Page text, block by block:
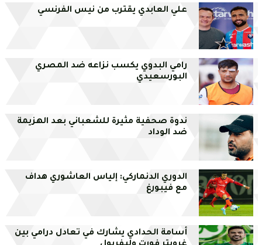
علي العابدي يقترب من نيس الفرنسي
رامي البدوي يكسب نزاعه ضد المصري
البورسعيدي
ندوة صحفية مثيرة للشعباني بعد الهزيمة
ضد الوداد
الدوري الدنماركي: إلياس العاشوري هداف
مع فيبورغ
أسامة الحدادي يشارك في تعادل درامي بين